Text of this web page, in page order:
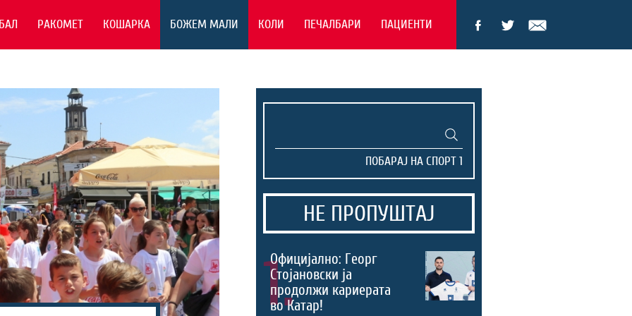
РАКОМЕТ КОШАРКА БОЖЕМ МАЛИ КОЛИ ПЕЧАЛБАРИ ПАЦИЕНТИ
НЕ ПРОПУШТАЈ
1.
Официјално: Георг
Стојановски ја
продолжи кариерата
во Катар!